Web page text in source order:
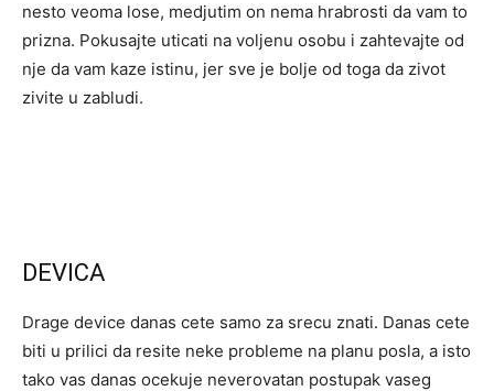
nesto veoma lose, medjutim on nema hrabrosti da vam to
prizna. Pokusajte uticati na voljenu osobu i zahtevajte od
nje da vam kaze istinu, jer sve je bolje od toga da zivot
zivite u zabludi.
DEVICA
Drage device danas cete samo za srecu znati. Danas cete
biti u prilici da resite neke probleme na planu posla, a isto
tako vas danas ocekuje neverovatan postupak vaseg